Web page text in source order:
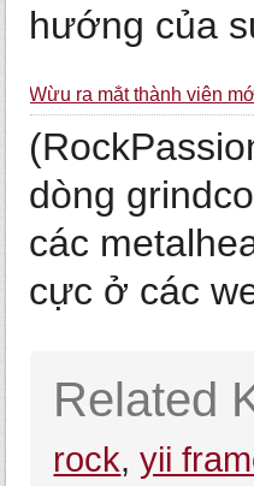
hướng của
Wừu ra mắt thành viên
dòng
các
cực ở các
Related
rock,yii